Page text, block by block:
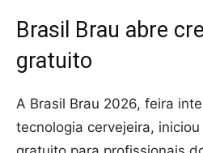
Brasil Brau abre
gratuito
A Brasil Brau 2026, feira
tecnologia cervejeira,